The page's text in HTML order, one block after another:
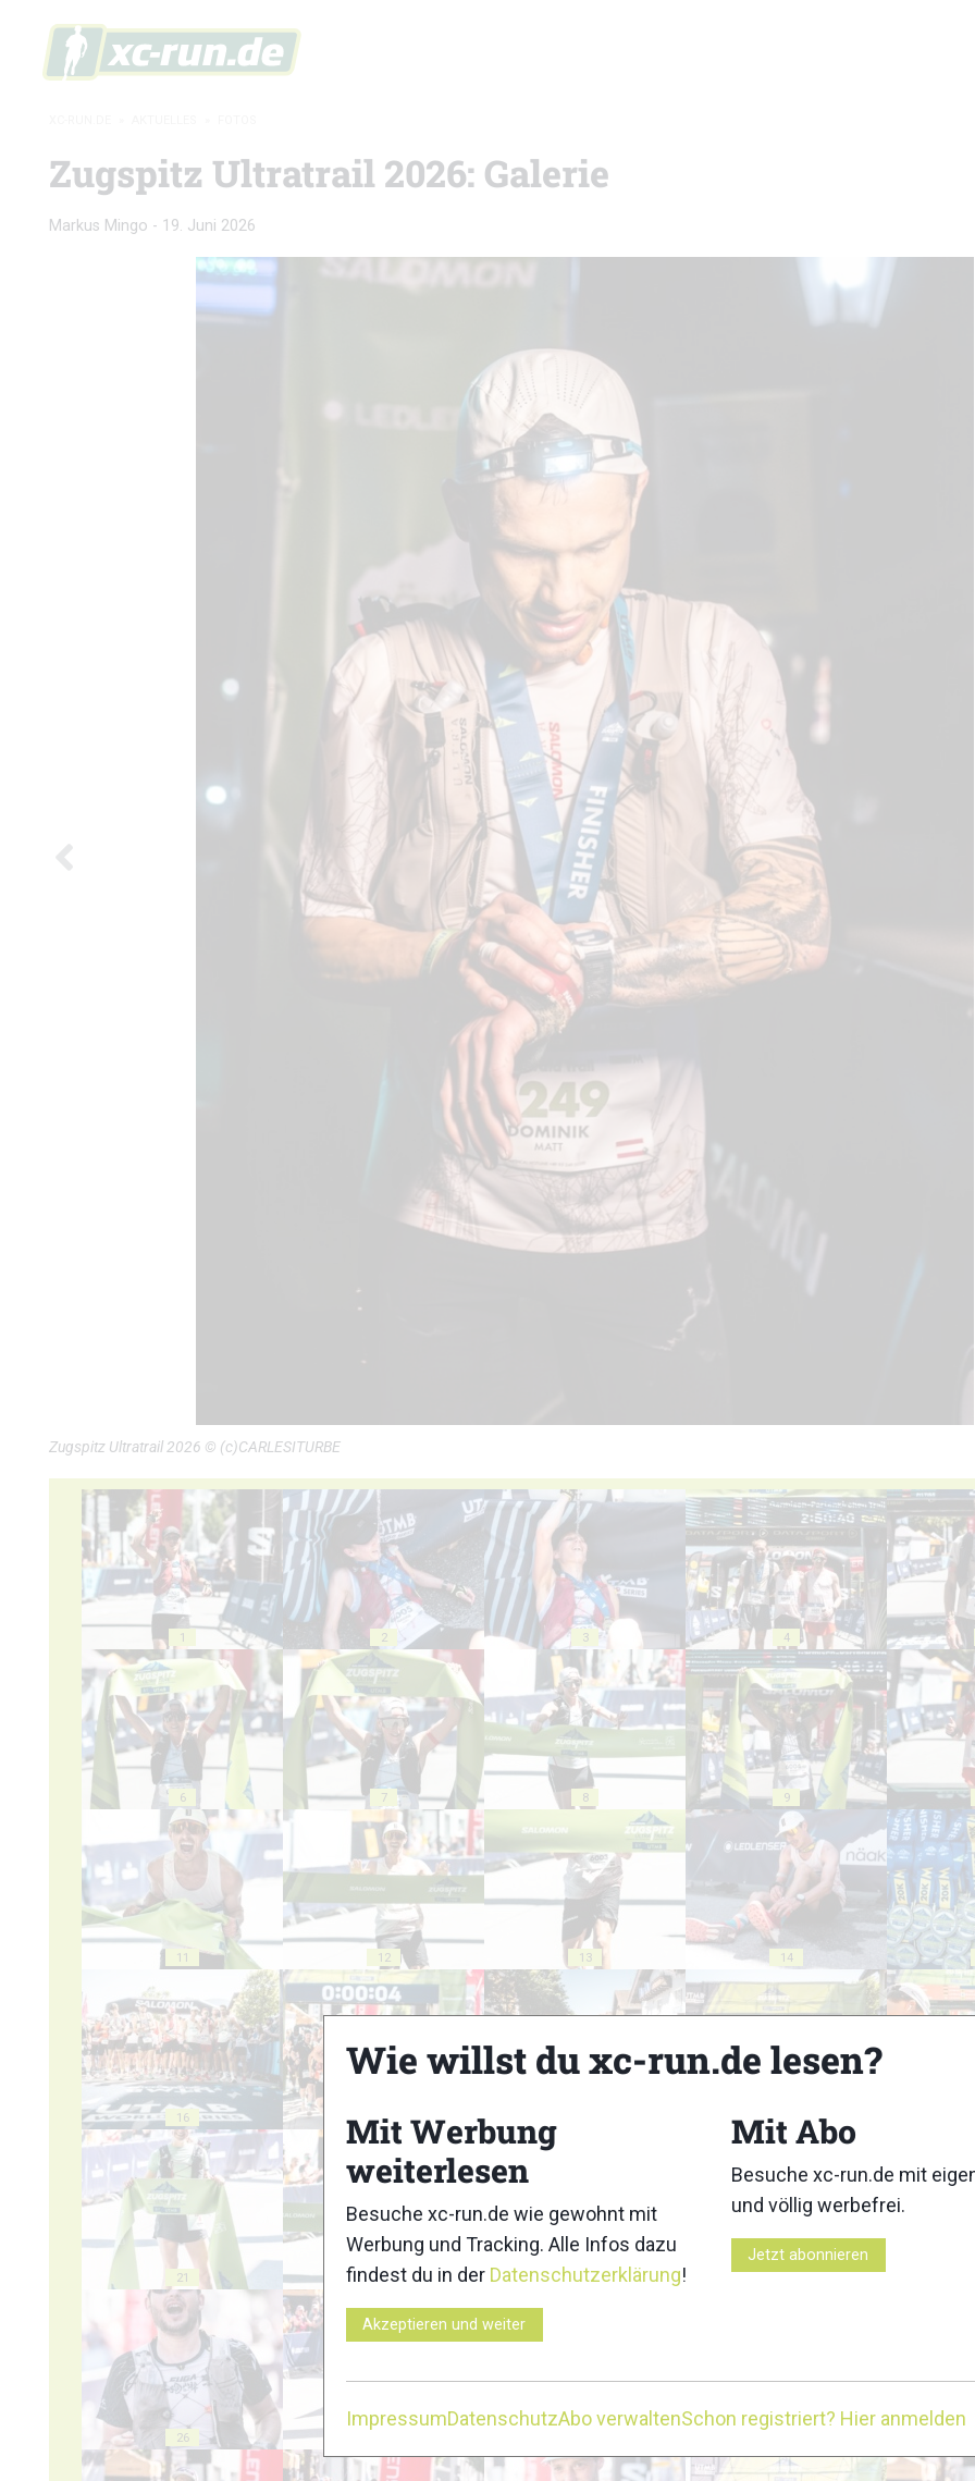
Zugspitz Ultratrail 2026: Galerie
Markus Mingo - 19. Juni 2026
Zugspitz Ultratrail 2026 © (c)CARLESITURBE
1 2 3 4
6 7 8 9
11 12 13 14
16 17
21 22 23
26
Wie willst du xc-run.de lesen?
Mit Werbung
weiterlesen
Besuche xc-run.de wie gewohnt mit
Werbung und Tracking. Alle Infos dazu
findest du in der Datenschutzerklärung!
Akzeptieren und weiter
Mit Abo
Besuche xc-run.de mit
und völlig werbefrei.
Jetzt abonnieren
ImpressumDatenschutzAbo verwaltenSchon registriert? Hier anmelden